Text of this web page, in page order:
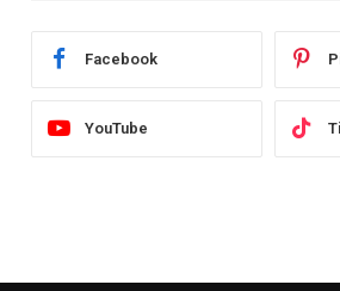
Facebook
YouTube